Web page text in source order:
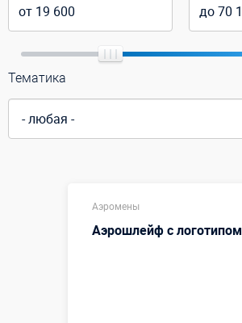
Тематика
Аэромены
Аэрошлейф с логотипом